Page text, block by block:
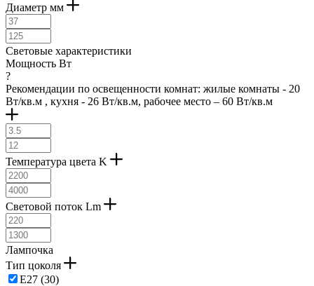
Диаметр мм
Световые характеристики
Мощность Вт
?
Рекомендации по освещенности комнат: жилые комнаты - 20
Вт/кв.м , кухня - 26 Вт/кв.м, рабочее место – 60 Вт/кв.м
Температура цвета K
Световой поток Lm
Лампочка
Тип цоколя
E27 (30)